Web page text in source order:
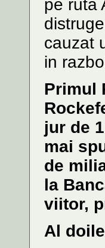
pe ruta
cauzat
in
Primul
jur de
mai
de
la
viitor,
Al